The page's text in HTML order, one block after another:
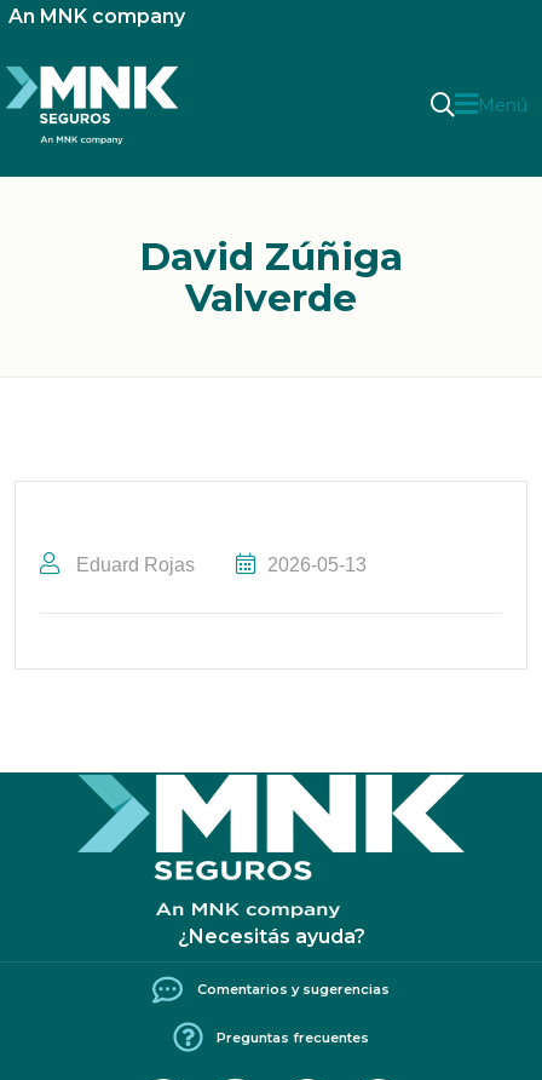
An MNK company
Menú
David Zúñiga
Valverde
Eduard Rojas 2026-05-13
¿Necesitás ayuda?
Comentarios y sugerencias
Preguntas frecuentes